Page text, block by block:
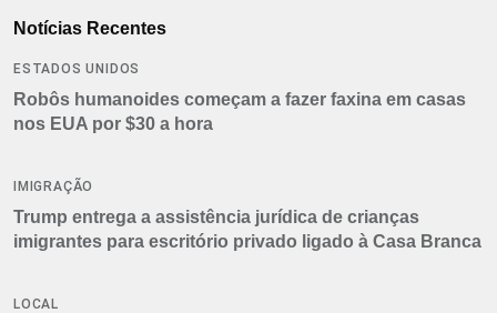
Notícias Recentes
ESTADOS UNIDOS
Robôs humanoides começam a fazer faxina em casas
nos EUA por $30 a hora
IMIGRAÇÃO
Trump entrega a assistência jurídica de crianças
imigrantes para escritório privado ligado à Casa Branca
LOCAL